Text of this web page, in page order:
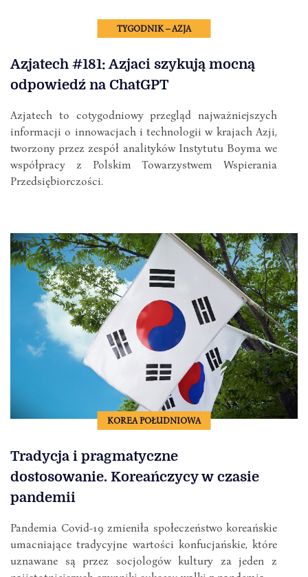
TYGODNIK – AZJA
Azjatech #181: Azjaci szykują mocną
odpowiedź na ChatGPT
Azjatech to cotygodniowy przegląd najważniejszych
informacji o innowacjach i technologii w krajach Azji,
tworzony przez zespół analityków Instytutu Boyma we
współpracy z Polskim Towarzystwem Wspierania
Przedsiębiorczości.
KOREA POŁUDNIOWA
Tradycja i pragmatyczne
dostosowanie. Koreańczycy w czasie
pandemii
Pandemia Covid-19 zmieniła społeczeństwo koreańskie
umacniające tradycyjne wartości konfucjańskie, które
uznawane są przez socjologów kultury za jeden z